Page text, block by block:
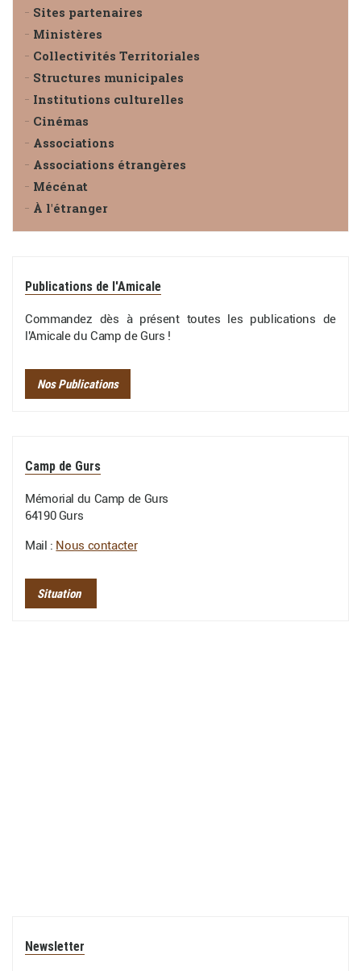
Sites partenaires
Ministères
Collectivités Territoriales
Structures municipales
Institutions culturelles
Cinémas
Associations
Associations étrangères
Mécénat
À l'étranger
Publications de l'Amicale
Commandez dès à présent toutes les publications de
l'Amicale du Camp de Gurs !
Nos Publications
Camp de Gurs
Mémorial du Camp de Gurs
64190 Gurs
Mail : Nous contacter
Situation
Newsletter